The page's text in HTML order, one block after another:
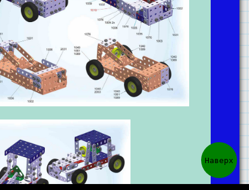
Наверх